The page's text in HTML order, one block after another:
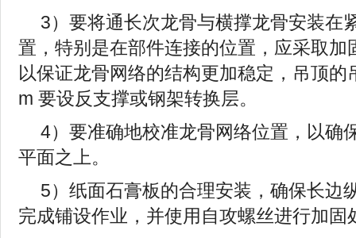
3）要将通长次龙骨与横撑龙骨安装在
置，特别是在部件连接的位置，应采取加
以保证龙骨网络的结构更加稳定，吊顶的
m 要设反支撑或钢架转换层。
4）要准确地校准龙骨网络位置，以确
平面之上。
5）纸面石膏板的合理安装，确保长边
完成铺设作业，并使用自攻螺丝进行加固